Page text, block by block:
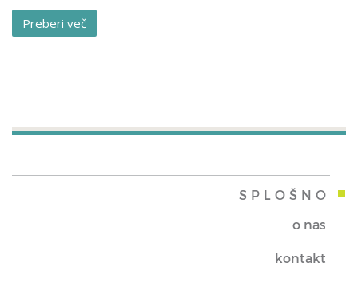
Preberi več
SPLOŠNO
o nas
kontakt